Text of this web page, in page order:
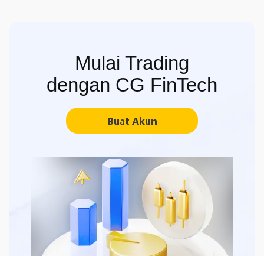
Mulai Trading
dengan CG FinTech
Buat Akun